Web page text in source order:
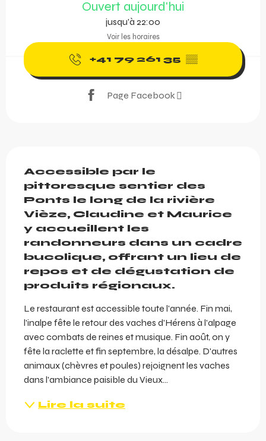
Ouvert aujourd'hui
jusqu'à 22:00
Voir les horaires
+41 79 261 35 ▒▒
Page Facebook
Accessible par le
pittoresque sentier des
Ponts le long de la rivière
Vièze, Claudine et Maurice
y accueillent les
randonneurs dans un cadre
bucolique, offrant un lieu de
repos et de dégustation de
produits régionaux.
Le restaurant est accessible toute l'année. Fin mai,
l'inalpe fête le retour des vaches d'Hérens à l'alpage
avec combats de reines et musique. Fin août, on y
fête la raclette et fin septembre, la désalpe. D'autres
animaux (chèvres et poules) rejoignent les vaches
dans l'ambiance paisible du Vieux...
Lire la suite